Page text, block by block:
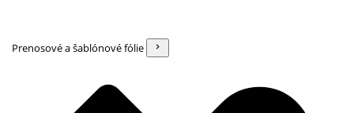
Prenosové a šablónové fólie